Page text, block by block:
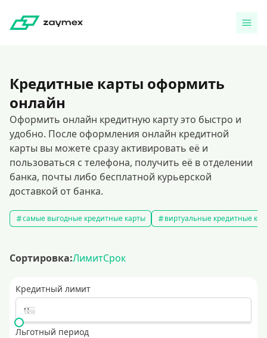
Кредитные карты оформить
онлайн
Оформить онлайн кредитную карту это быстро и
удобно. После оформления онлайн кредитной
карты вы можете сразу активировать её и
пользоваться с телефона, получить её в отделении
банка, почты либо бесплатной курьерской
доставкой от банка.
самые выгодные кредитные карты виртуальные кредитные
Сортировка:ЛимитСрок
Кредитный лимит
Льготный период